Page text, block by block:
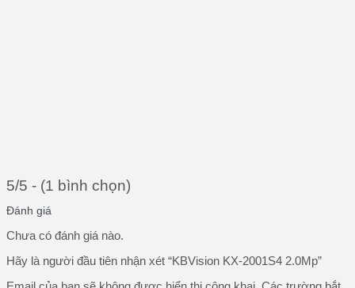
5/5 - (1 bình chọn)
Đánh giá
Chưa có đánh giá nào.
Hãy là người đầu tiên nhận xét “KBVision KX-2001S4 2.0Mp”